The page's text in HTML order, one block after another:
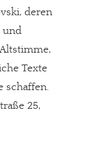
deren
und
Texte
schaffen.
25,